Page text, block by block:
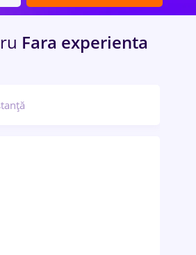
Fara experienta